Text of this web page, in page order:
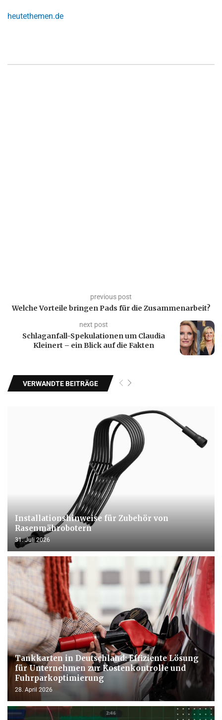
heutethemen.de
previous post
Welche Vorteile bringen Pads für die Zusammenarbeit?
next post
Schlaganfall-Spekulationen um Claudia
Kleinert – ein Blick auf die Fakten
VERWANDTE BEITRÄGE
Installationshinweise für Zubehör von
Rasenmährobotern
31. Juli 2026
Tankkarten in Deutschland: Effiziente Lösung
für Unternehmen zur Kostenkontrolle und
Fuhrparkoptimierung
28. April 2026